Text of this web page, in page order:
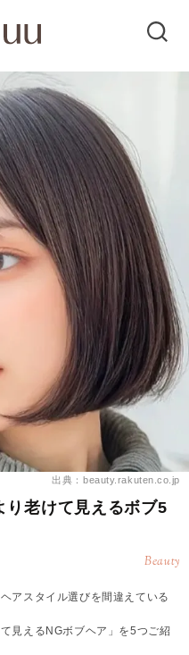
出典：beauty.rakuten.co.jp
り老けて見えるボブ5
Beauty
アスタイル選びを間違えている
見えるNGボブヘア」を5つご紹